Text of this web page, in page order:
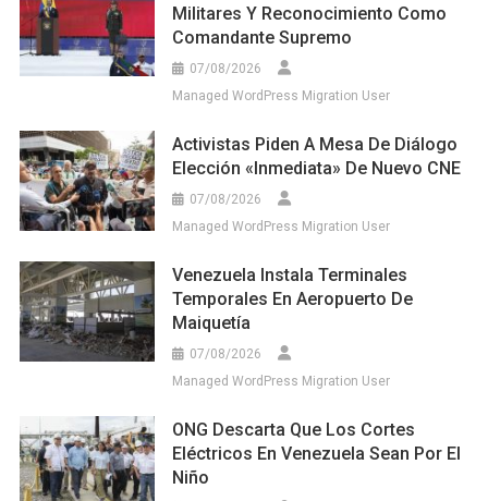
Militares Y Reconocimiento Como
Comandante Supremo
07/08/2026
Managed WordPress Migration User
Activistas Piden A Mesa De Diálogo
Elección «inmediata» De Nuevo CNE
07/08/2026
Managed WordPress Migration User
Venezuela Instala Terminales
Temporales En Aeropuerto De
Maiquetía
07/08/2026
Managed WordPress Migration User
ONG Descarta Que Los Cortes
Eléctricos En Venezuela Sean Por El
Niño